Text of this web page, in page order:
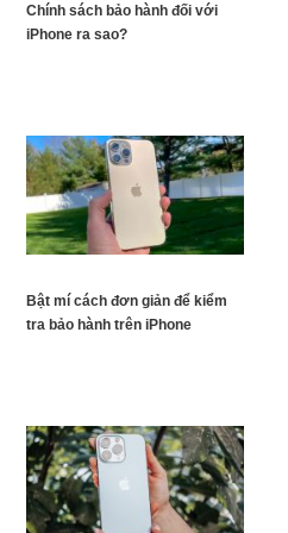
Chính sách bảo hành đối với
iPhone ra sao?
Bật mí cách đơn giản để kiểm
tra bảo hành trên iPhone